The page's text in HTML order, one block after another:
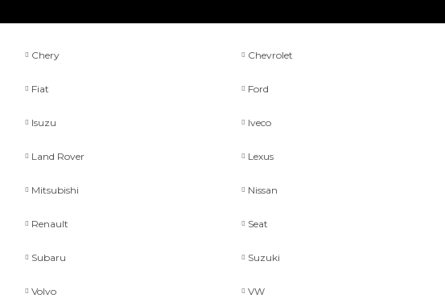
Chery Chevrolet
Fiat Ford
Isuzu Iveco
Land Rover Lexus
Mitsubishi Nissan
Renault Seat
Subaru Suzuki
Volvo VW